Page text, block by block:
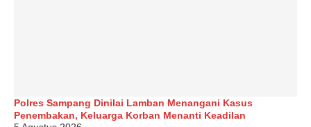
Polres Sampang Dinilai Lamban Menangani Kasus
Penembakan, Keluarga Korban Menanti Keadilan